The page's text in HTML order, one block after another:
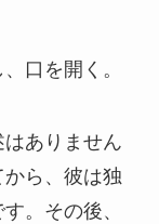
口を開く。
はありません
ら、彼は独
。その後、